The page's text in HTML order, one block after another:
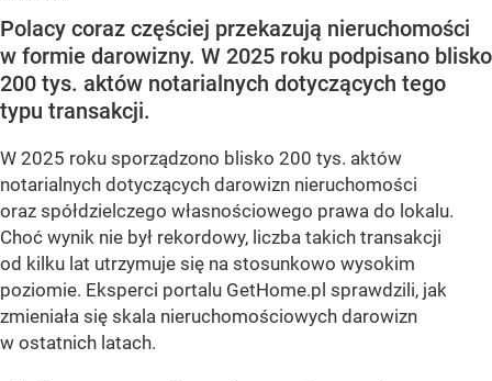
Polacy coraz częściej przekazują nieruchomości
w formie darowizny. W 2025 roku podpisano blisko
200 tys. aktów notarialnych dotyczących tego
typu transakcji.
W 2025 roku sporządzono blisko 200 tys. aktów
notarialnych dotyczących darowizn nieruchomości
oraz spółdzielczego własnościowego prawa do lokalu.
Choć wynik nie był rekordowy, liczba takich transakcji
od kilku lat utrzymuje się na stosunkowo wysokim
poziomie. Eksperci portalu GetHome.pl sprawdzili, jak
zmieniała się skala nieruchomościowych darowizn
w ostatnich latach.